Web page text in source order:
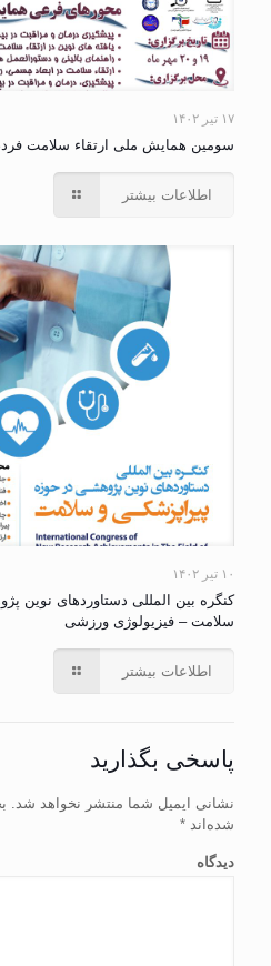
۱۷ تیر ۱۴۰۲
سومین همایش ملی ارتقاء سلامت فرد،
اطلاعات بیشتر
۱۰ تیر ۱۴۰۲
كنگره بين المللی دستاوردهای نوين
سلامت – فیزیولوژی ورزشی
اطلاعات بیشتر
پاسخی بگذارید
نشانی ایمیل شما منتشر نخواهد شد.
شده‌اند *
دیدگاه